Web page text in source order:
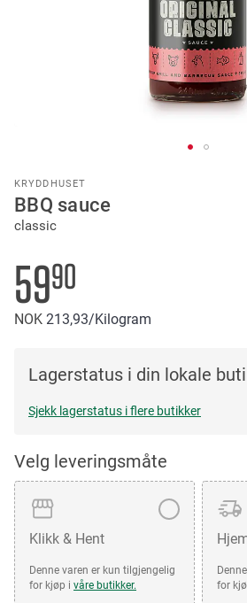
KRYDDHUSET
BBQ sauce
classic
5990
NOK 213 93/Kilogram
Lagerstatus i din lokale
Sjekk lagerstatus i flere butikker
Velg leveringsmåte
Klikk & Hent
Denne varen er kun tilgjengelig
for kjøp i våre butikker.
for
to
the
beginning
the
images
gallery